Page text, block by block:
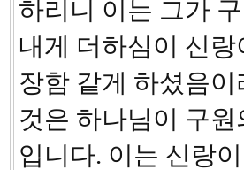
하리니 이는 그가
내게 더하심이 신
장함 같게 하셨음
것은 하나님이 구
입니다. 이는 신랑